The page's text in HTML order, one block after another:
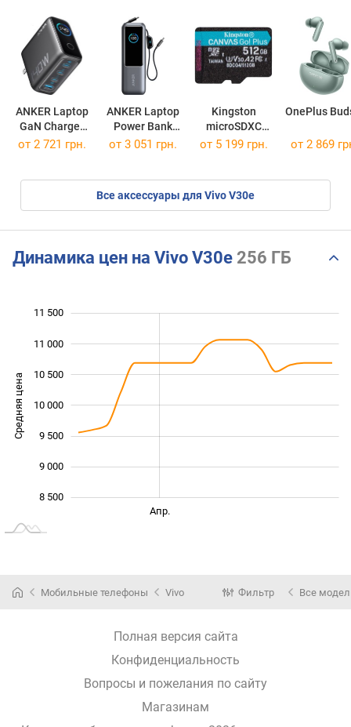
ANKER Laptop
GaN Charger
140W
ANKER Laptop
Power Bank
25000 165W
Kingston
microSDXC
Canvas Go!
OnePlus
от 2 721 грн. от 3 051 грн. от 5 199 грн. от 2 869
Все аксессуары для Vivo V30e
Динамика цен на Vivo V30e 256 ГБ
Средняя цена 10 000
8 500
9 000
9 500
10 000
10 500
11 000
11 500
Апр.
Мобильные телефоны Vivo Фильтр Все
Полная версия сайта
Конфиденциальность
Вопросы и пожелания по сайту
Магазинам